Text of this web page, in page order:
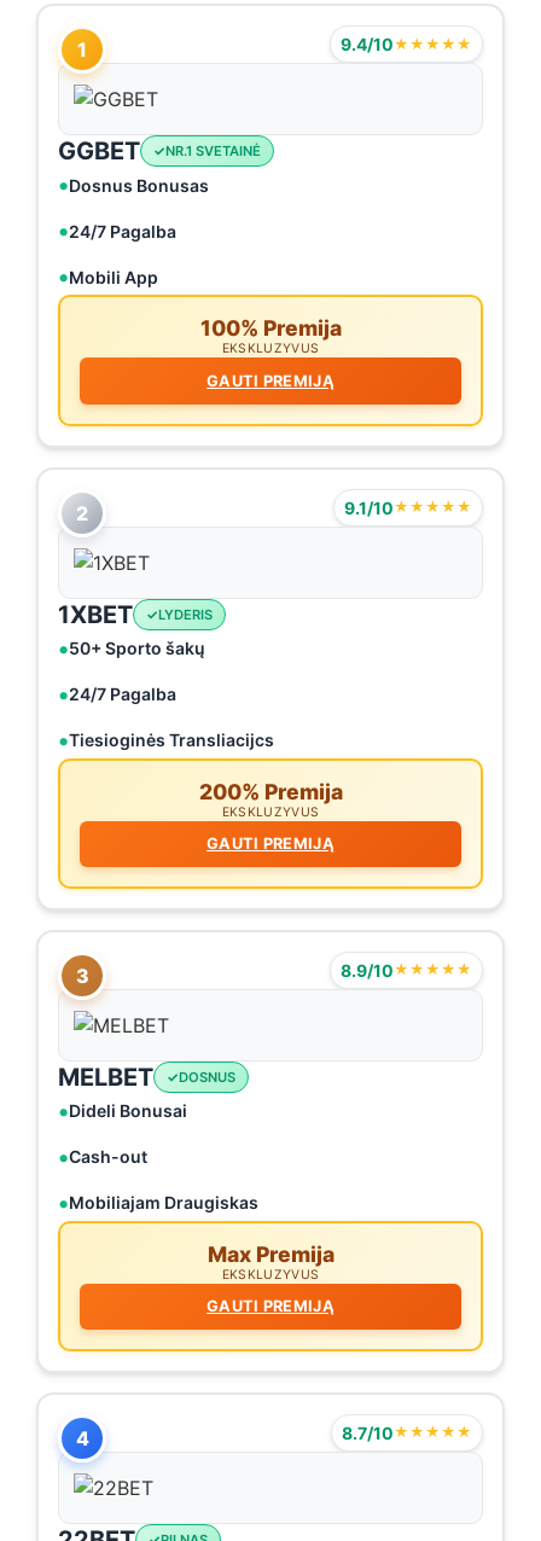
1 9.4/10★★★★★
GGBET NR.1 SVETAINĖ
Dosnus Bonusas
24/7 Pagalba
Mobili App
100% Premija
EKSKLUZYVUS
GAUTI PREMIJĄ
2 9.1/10★★★★★
1XBET LYDERIS
50+ Sporto šakų
24/7 Pagalba
Tiesioginės Transliacijcs
200% Premija
EKSKLUZYVUS
GAUTI PREMIJĄ
3 8.9/10★★★★★
MELBET DOSNUS
Dideli Bonusai
Cash-out
Mobiliajam Draugiskas
Max Premija
EKSKLUZYVUS
GAUTI PREMIJĄ
4 8.7/10★★★★★